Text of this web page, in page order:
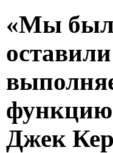
«Мы
функцию
Джек